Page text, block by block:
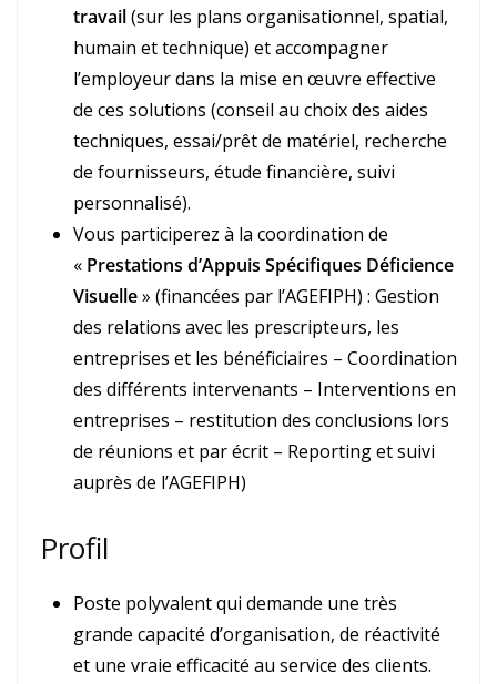
travail(sur les plans organisationnel, spatial,
humain et technique) et accompagner
l’employeur dans la mise en œuvre effective
de ces solutions (conseil au choix des aides
techniques, essai/prêt de matériel, recherche
de fournisseurs, étude financière, suivi
personnalisé).
Vous participerez à la coordination de
« Prestations d’Appuis Spécifiques Déficience
Visuelle» (financées par l’AGEFIPH) : Gestion
des relations avec les prescripteurs, les
entreprises et les bénéficiaires – Coordination
des différents intervenants – Interventions en
entreprises – restitution des conclusions lors
de réunions et par écrit – Reporting et suivi
auprès de l’AGEFIPH)
Profil
Poste polyvalent qui demande une très
grande capacité d’organisation, de réactivité
et une vraie efficacité au service des clients.